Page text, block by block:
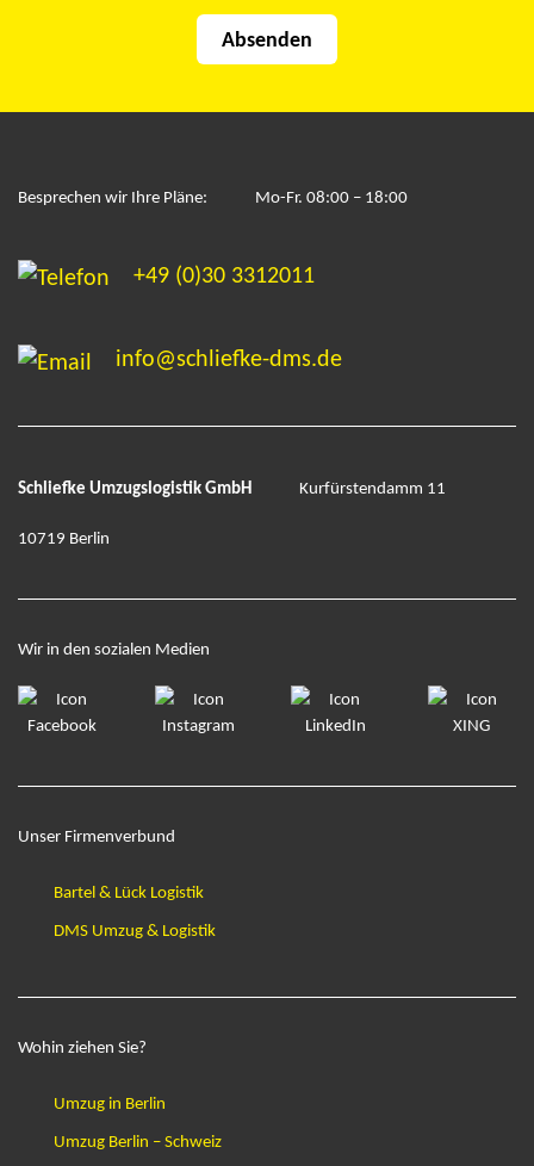
Besprechen wir Ihre Pläne: Mo-Fr. 08:00 – 18:00
+49 (0)30 3312011
info@schliefke-dms.de
Schliefke Umzugslogistik GmbH Kurfürstendamm 11
10719 Berlin
Wir in den sozialen Medien
Unser Firmenverbund
Bartel & Lück Logistik
DMS Umzug & Logistik
Wohin ziehen Sie?
Umzug in Berlin
Umzug Berlin – Schweiz